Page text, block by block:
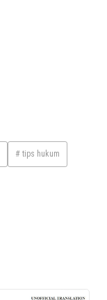
# tips hukum